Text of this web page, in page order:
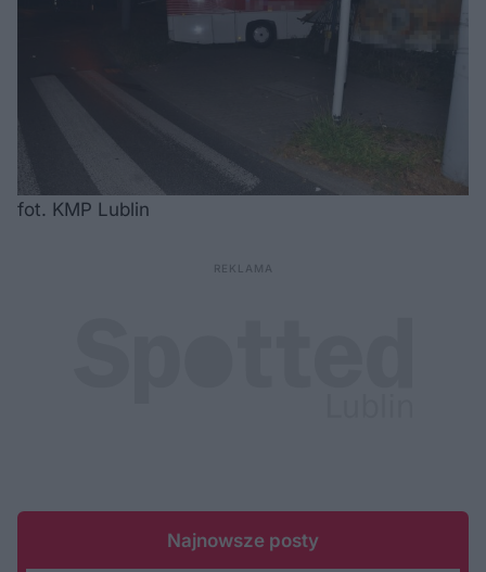
fot. KMP Lublin
Najnowsze posty